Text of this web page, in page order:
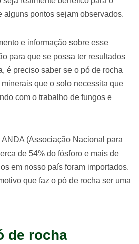
alguns pontos sejam observados.
e informação sobre esse
para que se possa ter resultados
é preciso saber se o pó de rocha
que o solo necessita que
com o trabalho de fungos e
(Associação Nacional para
de 54% do fósforo e mais de
em nosso país foram importados.
que faz o pó de rocha ser uma
de rocha